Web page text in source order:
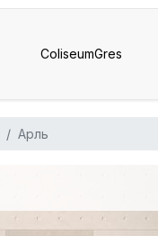
ColiseumGres
Арль